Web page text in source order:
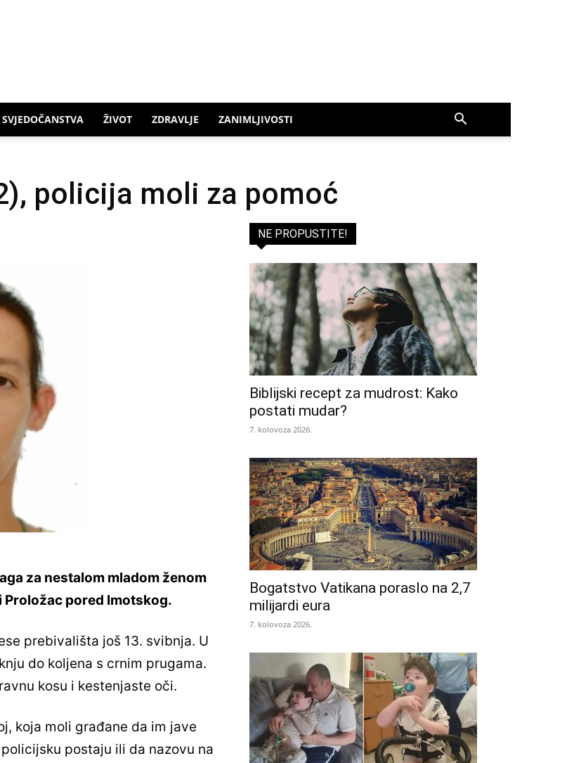
SVJEDOČANSTVA ŽIVOT ZDRAVLJE ZANIMLJIVOSTI
policija moli za pomoć
za nestalom mladom ženom
Proložac pored Imotskog.
prebivališta još 13. svibnja. U
do koljena s crnim prugama.
kosu i kestenjaste oči.
koja moli građane da im jave
postaju ili da nazovu na
NE PROPUSTITE!
Biblijski recept za mudrost: Kako
postati mudar?
7. kolovoza 2026.
Bogatstvo Vatikana poraslo na 2,7
milijardi eura
7. kolovoza 2026.